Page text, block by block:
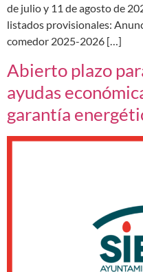
de julio y 11 de agosto de
listados provisionales:
comedor 2025-2026 […]
Abierto plazo
ayudas
garantía